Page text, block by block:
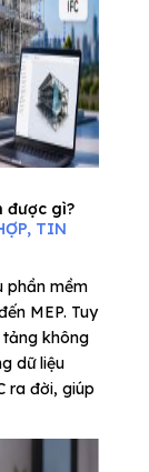
được gì?
, TIN
phần mềm
MEP. Tuy
tảng không
dữ liệu
ra đời, giúp